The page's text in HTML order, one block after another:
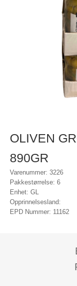
OLIVEN
890GR
Varenummer: 3226
Pakkestørrelse: 6
Enhet: GL
Opprinnelsesland:
EPD Nummer: 11162